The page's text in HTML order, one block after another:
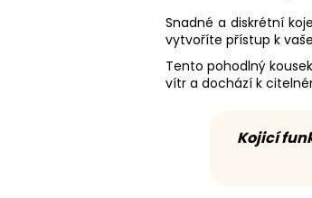
Snadné a diskrétní
vytvoříte přístup k
Tento pohodlný
vítr a dochází k
Kojicí